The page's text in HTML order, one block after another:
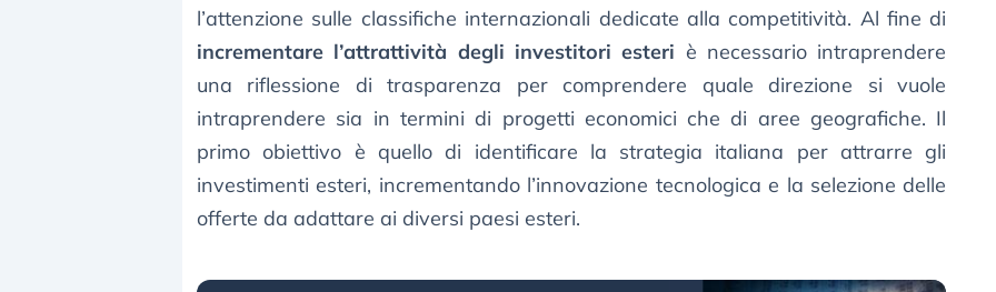
l’attenzione sulle classifiche internazionali dedicate alla competitività. Al fine di
incrementare l’attrattività degli investitori esteri è necessario intraprendere
una riflessione di trasparenza per comprendere quale direzione si vuole
intraprendere sia in termini di progetti economici che di aree geografiche. Il
primo obiettivo è quello di identificare la strategia italiana per attrarre gli
investimenti esteri, incrementando l’innovazione tecnologica e la selezione delle
offerte da adattare ai diversi paesi esteri.